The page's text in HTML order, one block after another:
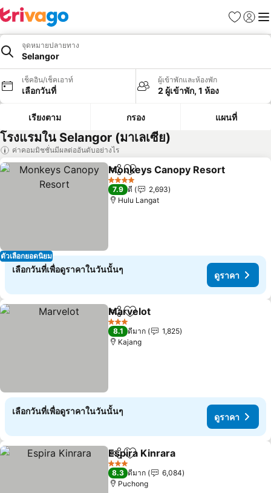
รายการโป
เข้าสู่ร
เมนู
จุดหมายปลายทาง
Selangor
เช็คอิน/เช็คเอาท์
เลือกวันที่
ผู้เข้าพักและห้องพัก
2 ผู้เข้าพัก, 1 ห้อง
เรียงตาม กรอง แผนที่
โรงแรมใน Selangor (มาเลเซีย)
ค่าคอมมิชชั่นมีผลต่ออันดับอย่างไร
ตัวเลือกยอดนิยม
แชร์ เพิ่มในรายการโปรด
Monkeys Canopy Resort
4 ดาว
7.9 ดี
2,693
Hulu Langat
เลือกวันที่เพื่อดูราคาในวันนั้นๆ
ดูราคา
แชร์ เพิ่มในรายการโปรด
Marvelot
3 ดาว
8.1 ดีมาก
1,825
Kajang
เลือกวันที่เพื่อดูราคาในวันนั้นๆ
ดูราคา
แชร์ เพิ่มในรายการโปรด
Espira Kinrara
3 ดาว
8.3 ดีมาก
6,084
Puchong